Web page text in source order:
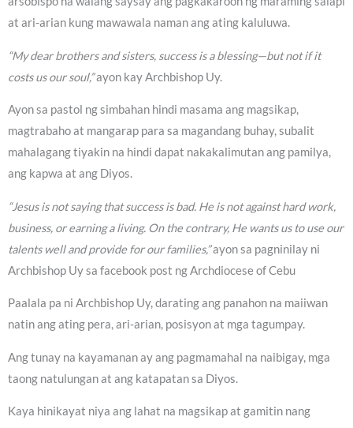
at ari-arian kung mawawala naman ang ating kaluluwa.
“My dear brothers and sisters, success is a blessing—but not if it
costs us our soul,”ayon kay Archbishop Uy.
Ayon sa pastol ng simbahan hindi masama ang magsikap,
magtrabaho at mangarap para sa magandang buhay, subalit
mahalagang tiyakin na hindi dapat nakakalimutan ang pamilya,
ang kapwa at ang Diyos.
“Jesus is not saying that success is bad. He is not against hard work,
business, or earning a living. On the contrary, He wants us to use our
talents well and provide for our families,”ayon sa pagninilay ni
Archbishop Uy sa facebook post ng Archdiocese of Cebu
Paalala pa ni Archbishop Uy, darating ang panahon na maiiwan
natin ang ating pera, ari-arian, posisyon at mga tagumpay.
Ang tunay na kayamanan ay ang pagmamahal na naibigay, mga
taong natulungan at ang katapatan sa Diyos.
Kaya hinikayat niya ang lahat na magsikap at gamitin nang